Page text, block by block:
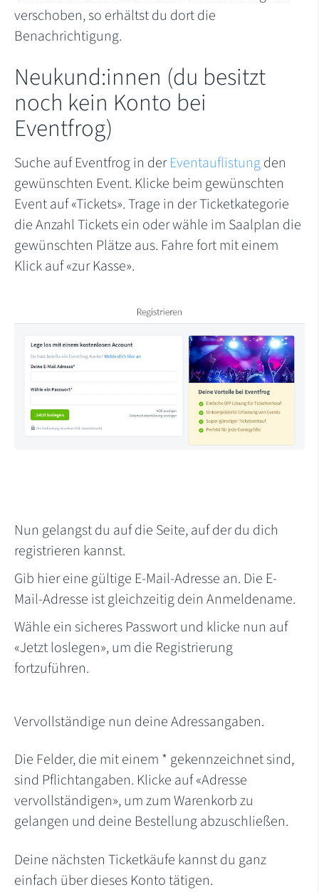
verschoben, so erhältst du dort die
Benachrichtigung.
Neukund:innen (du besitzt
noch kein Konto bei
Eventfrog)
Suche auf Eventfrog in derEventauflistungden
gewünschten Event. Klicke beim gewünschten
Event auf «Tickets». Trage in der Ticketkategorie
die Anzahl Tickets ein oder wähle im Saalplan die
gewünschten Plätze aus. Fahre fort mit einem
Klick auf «zur Kasse».
Nun gelangst du auf die Seite, auf der du dich
registrieren kannst.
Gib hier eine gültige E-Mail-Adresse an. Die E-
Mail-Adresse ist gleichzeitig dein Anmeldename.
Wähle ein sicheres Passwort und klicke nun auf
«Jetzt loslegen», um die Registrierung
fortzuführen.
Vervollständige nun deine Adressangaben.
Die Felder, die mit einem * gekennzeichnet sind,
sind Pflichtangaben. Klicke auf «Adresse
vervollständigen», um zum Warenkorb zu
gelangen und deine Bestellung abzuschließen.
Deine nächsten Ticketkäufe kannst du ganz
einfach über dieses Konto tätigen.